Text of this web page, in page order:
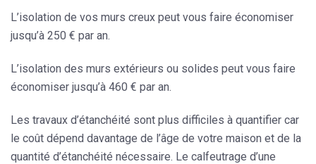
L’isolation de vos murs creux peut vous faire économiser
jusqu’à 250 € par an.
L’isolation des murs extérieurs ou solides peut vous faire
économiser jusqu’à 460 € par an.
Les travaux d’étanchéité sont plus difficiles à quantifier car
le coût dépend davantage de l’âge de votre maison et de la
quantité d’étanchéité nécessaire. Le calfeutrage d’une